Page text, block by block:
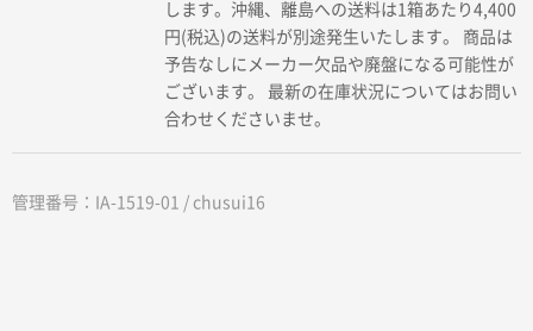
します。沖縄、離島への送料は1箱あたり4,400
円(税込)の送料が別途発生いたします。 商品は
予告なしにメーカー欠品や廃盤になる可能性が
ございます。 最新の在庫状況についてはお問い
合わせくださいませ。
管理番号：IA-1519-01 / chusui16